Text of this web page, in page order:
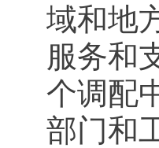
域和地
服务和
个调配
部门和